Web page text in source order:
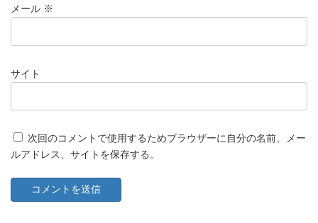
メール ※
サイト
次回のコメントで使用するためブラウザーに自分の名前、メー
ルアドレス、サイトを保存する。